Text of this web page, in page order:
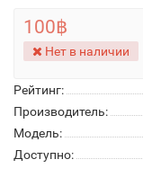
Рейтинг:
Производитель:
Модель:
Доступно:
100฿
Нет в наличии